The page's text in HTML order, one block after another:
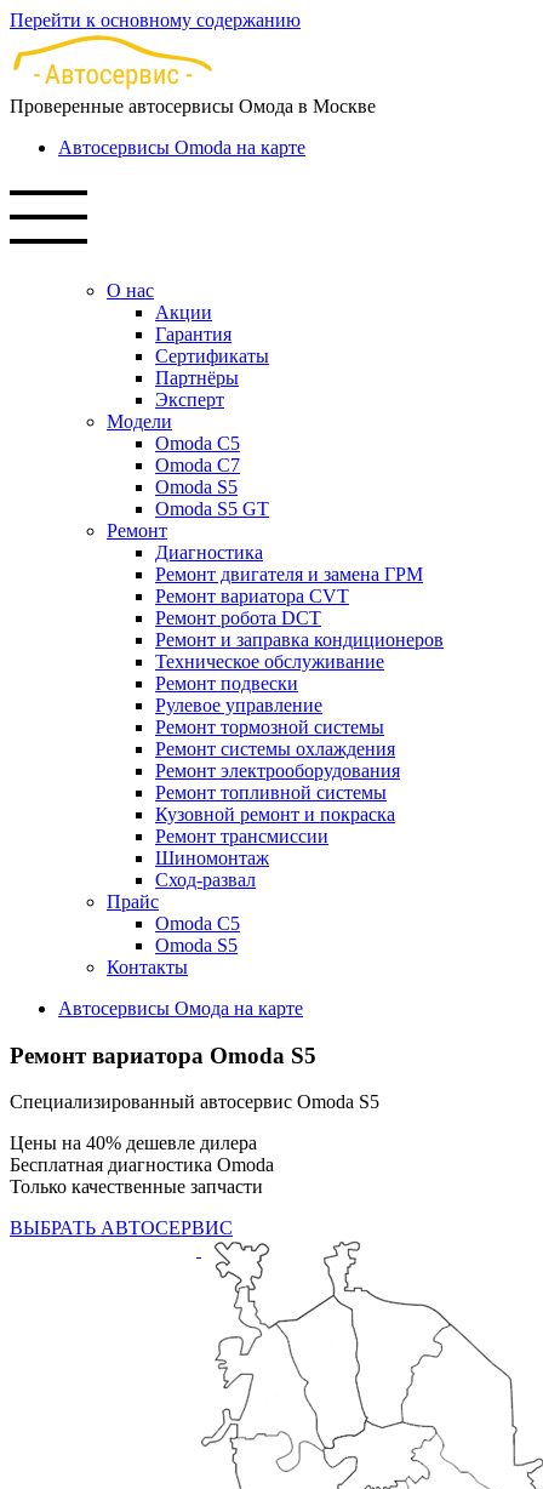
Перейти к основному содержанию
Проверенные автосервисы Омода в Москве
Автосервисы Omoda на карте
О нас
Акции
Гарантия
Сертификаты
Партнёры
Эксперт
Модели
Omoda C5
Omoda C7
Omoda S5
Omoda S5 GT
Ремонт
Диагностика
Ремонт двигателя и замена ГРМ
Ремонт вариатора CVT
Ремонт робота DCT
Ремонт и заправка кондиционеров
Техническое обслуживание
Ремонт подвески
Рулевое управление
Ремонт тормозной системы
Ремонт системы охлаждения
Ремонт электрооборудования
Ремонт топливной системы
Кузовной ремонт и покраска
Ремонт трансмиссии
Шиномонтаж
Сход-развал
Прайс
Omoda C5
Omoda S5
Контакты
Автосервисы Омода на карте
Ремонт вариатора Omoda S5
Специализированный автосервис Omoda S5
Цены на 40% дешевле дилера
Бесплатная диагностика Omoda
Только качественные запчасти
ВЫБРАТЬ АВТОСЕРВИС